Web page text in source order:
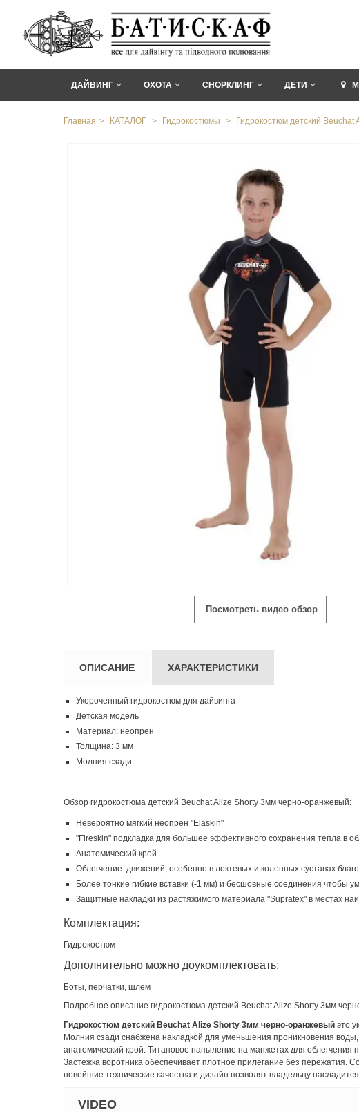
ДАЙВИНГ ОХОТА СНОРКЛИНГ ДЕТИ
Главная > КАТАЛОГ > Гидрокостюмы > Гидрокостюм детский
Посмотреть видео обзор
ОПИСАНИЕ ХАРАКТЕРИСТИКИ
Укороченный гидрокостюм для дайвинга
Детская модель
Материал: неопрен
Толщина: 3 мм
Молния сзади
Обзор гидрокостюма детский Bеuchat Alize Shorty 3мм черно-оранжевый:
Невероятно мягкий неопрен "Elaskin"
"Fireskin" подкладка для большее эффективного сохранения тепла в
Анатомический крой
Облегчение движений, особенно в локтевых и коленных суставах
Более тонкие гибкие вставки (-1 мм) и бесшовные соединения чтобы
Защитные накладки из растяжимого материала "Supratex" в местах
Комплектация:
Гидрокостюм
Дополнительно можно доукомплектовать:
Боты, перчатки, шлем
Подробное описание гидрокостюма детский Bеuchat Alize Shorty 3мм
Гидрокостюм детский Bеuchat Alize Shorty 3мм черно-оранжевый это
Молния сзади снабжена накладкой для уменьшения проникновения
анатомический крой. Титановое напыление на манжетах для
Застежка воротника обеспечивает плотное прилегание без пережатия.
новейшие технические качества и дизайн позволят владельцу
VIDEO